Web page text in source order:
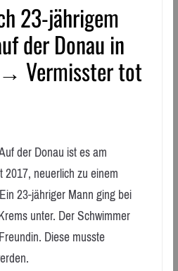
23-jährigem
der Donau in
→ Vermisster tot
der Donau ist es am
neuerlich zu einem
23-jähriger Mann ging bei
unter. Der Schwimmer
Diese musste